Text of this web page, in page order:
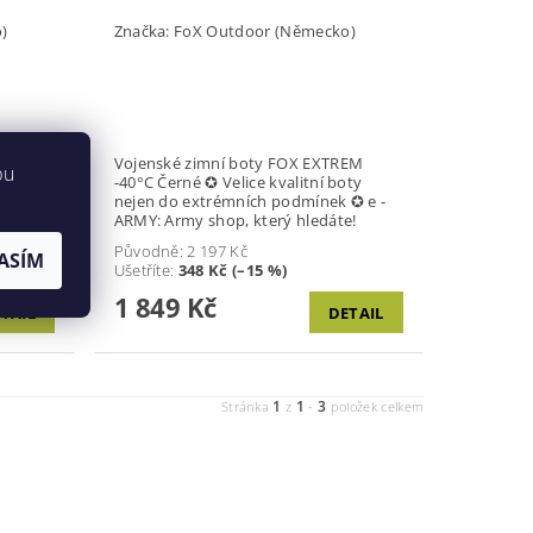
do
Značka: FoX Outdoor (Německo)
Vojenské zimní boty FOX EXTREM
-40°C Černé ✪ Velice kvalitní boty
nejen do extrémních podmínek ✪ e -
ARMY: Army shop, který hledáte!
Původně:2 197 Kč
Ušetříte: 348 Kč (–15 %)
1 849 Kč DETAIL
Stránka 1 z 1 -3 položek celkem